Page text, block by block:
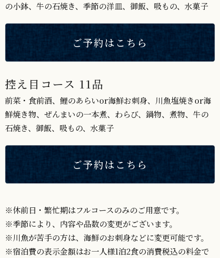
の小鉢、牛の石焼き、季節の洋皿、御飯、吸もの、水菓子
ご予約はこちら
控え目コース 11品
前菜・食前酒、鯉のあらいor海鮮お刺身、川魚塩焼きor海
鮮焼き物、ぜんまいの一本煮、わらび、鍋物、煮物、牛の
石焼き、御飯、吸もの、水菓子
ご予約はこちら
※休前日・繁忙期はフルコースのみのご用意です。
※季節により、内容や品数の変更がございます。
※川魚が苦手の方は、海鮮のお刺身などに変更可能です。
※宿泊費の表示金額はお一人様1泊2食の消費税込の料金で